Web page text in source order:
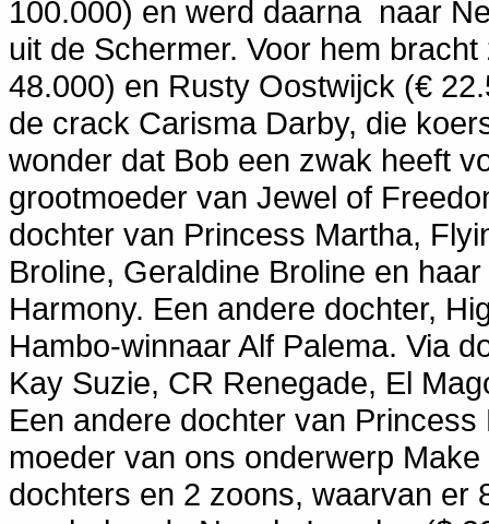
100.000) en werd daarna naar
uit de Schermer. Voor hem
48.000) en Rusty Oostwijck (€
de crack Carisma Darby, die
wonder dat Bob een zwak heeft
grootmoeder van Jewel of
dochter van Princess Martha,
Broline, Geraldine Broline en
Harmony. Een andere dochter,
Hambo-winnaar Alf Palema. Via
Kay Suzie, CR Renegade, El
Een andere dochter van
moeder van ons onderwerp
dochters en 2 zoons, waarvan er